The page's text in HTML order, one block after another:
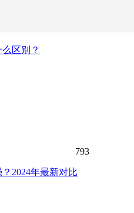
区别？
793
2024年最新对比